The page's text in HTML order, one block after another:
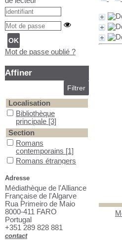
Mot de passe oublié ?
Affiner
Localisation
Bibliothèque principale
Bibliothèque
principale [3]
Section
Romans contemporains
Romans
contemporains [1]
Romans étrangers (écrivains
Romans étrangers
lusophones)
Adresse
Médiathèque de l'Alliance
Française de l'Algarve
Rua Primeiro de Maio
8000-411 FARO
Portugal
+351 289 828 881
contact